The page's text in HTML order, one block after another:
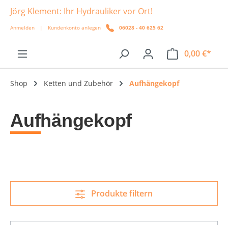
springen
Jörg Klement: Ihr Hydrauliker vor Ort!
Anmelden | Kundenkonto anlegen 06028 - 40 625 62
0,00 €*
Shop Ketten und Zubehör Aufhängekopf
Aufhängekopf
Produkte filtern